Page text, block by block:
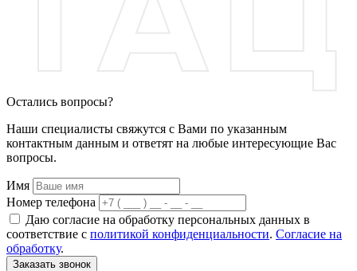
Остались вопросы?
Наши специалисты свяжутся с Вами по указанным
контактным данным и ответят на любые интересующие Вас
вопросы.
Имя
Номер телефона
Даю согласие на обработку персональных данных в
соответствие с политикой конфиденциальности. Согласие на
обработку.
Заказать звонок